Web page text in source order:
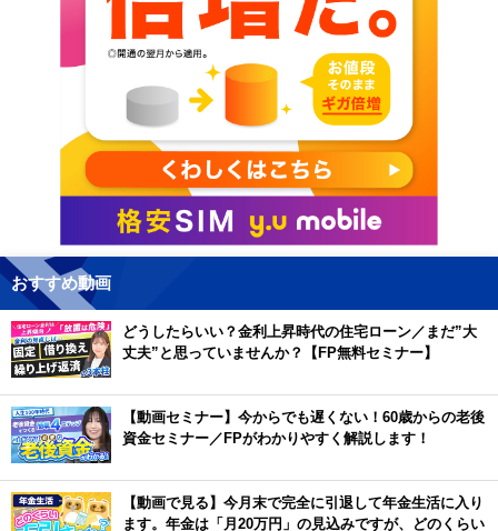
おすすめ動画
どうしたらいい？金利上昇時代の住宅ローン／まだ”大
丈夫”と思っていませんか？【FP無料セミナー】
【動画セミナー】今からでも遅くない！60歳からの老後
資金セミナー／FPがわかりやすく解説します！
【動画で見る】今月末で完全に引退して年金生活に入り
ます。年金は「月20万円」の見込みですが、どのくらい